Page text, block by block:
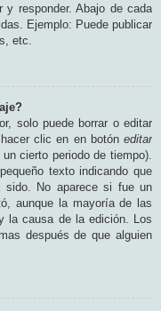
y responder. Abajo de cada
Ejemplo: Puede publicar
etc.
solo puede borrar o editar
clic en en botón editar
cierto periodo de tiempo).
texto indicando que
No aparece si fue un
aunque la mayoría de las
la causa de la edición. Los
después de que alguien